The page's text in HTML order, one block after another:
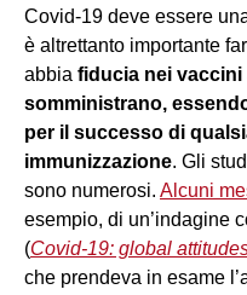
Covid-19 deve essere
è altrettanto importante
abbia fiducia nei
somministrano,
per il successo di
immunizzazione. Gli
sono numerosi. Alcuni
esempio, di un’indagine
(Covid-19: global
che prendeva in esame